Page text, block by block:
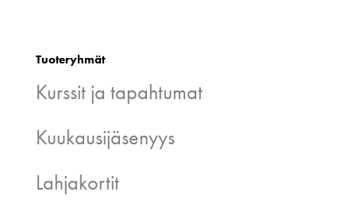
Tuoteryhmät
Kurssit ja tapahtumat
Kuukausijäsenyys
Lahjakortit